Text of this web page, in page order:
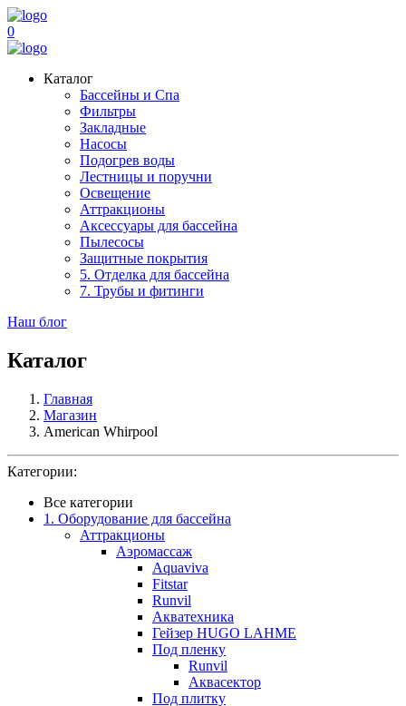
0
Каталог
Бассейны и Спа
Фильтры
Закладные
Насосы
Подогрев воды
Лестницы и поручни
Освещение
Аттракционы
Аксессуары для бассейна
Пылесосы
Защитные покрытия
5. Отделка для бассейна
7. Трубы и фитинги
Наш блог
Каталог
Главная
Магазин
American Whirpool
Категории:
Все категории
1. Оборудование для бассейна
Аттракционы
Аэромассаж
Aquaviva
Fitstar
Runvil
Акватехника
Гейзер HUGO LAHME
Под пленку
Runvil
Аквасектор
Под плитку